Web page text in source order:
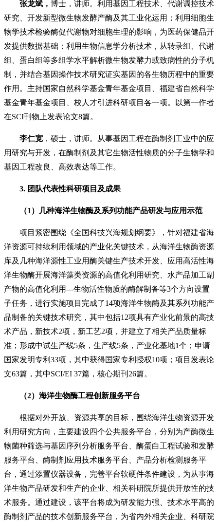
张龙斌， 博士，讲师。利用基因工程技术、代谢调控技术
研究、开发新型微生物发酵产酶及其工业化运用；利用细胞生
物学技术检验酶促代谢物对细胞生理的影响，为医药保健品开
发提供数据基础；利用生物信息学分析技术，从转录组、代谢
组、蛋白组等多组学水平解析微生物发酵力或致病性的分子机
制，并结合基因操作技术研究证实基因的各生物历程中的重要
作用。主持国家自然科学基金青年基金项目、福建省自然科学
基金青年基金项目、校人才引进科研项目各一项。以第一作者
在SCI刊物上发表论文8篇。
李仁宽 ，硕士，讲师。从事基因工程在酶制剂工业中的应
用研究与开发，在酶制剂及其它生物活性物质的分子生物学和
基因工程改良、高效表达等工作。
3. 团队代表性科研项目及成果
（1）几种海洋生物酶及系列功能产品研发与应用示范
项目紧密围绕《全国科技兴海规划纲要》，针对福建省海
洋资源可持续利用领域的产业化关键技术，从海洋生物酶资源
库及几种海洋源性工业用酶关键生产技术开发、应用高活性海
洋生物酶开展海洋藻类资源的高值化利用研究、水产品加工副
产物的高值化利用---生物活性物质的酶解制备等3个方向设置
子任务，进行实施项目完成了14项海洋生物酶及其系列功能产
品制备的关键技术研究，其中包括12项具有产业化前景的高技
术产品，新技术2项，新工艺2项，并建立了相关产品质量标
准；形成中试生产线5条，生产线5条，产业化基地1个；申请
国家发明专利33项，其中获得国家专利授权10项；项目发表论
文63篇，其中SCI/EI 37篇，核心期刊26篇。
（2）海洋生物酶工程创新服务平台
根据对外开放、资源共享的目标，围绕海洋生物资源开发
利用研究方向，主要建设四个公共服务平台，分别为产酶微生
物菌种筛选与基因序列分析服务平台、酶蛋白工程试验和发酵
服务平台、酶制剂应用技术服务平台、产品分析检测服务平
台，通过添置仪器设备，完善平台软硬件条件建设，为从事海
洋生物产品研发和生产的企业、相关科研院所提供开放性的技
术服务。通过建设，该平台将成为研发能力强、技术水平高的
酶制剂产品的技术创新服务平台，为省内外相关企业、科研院